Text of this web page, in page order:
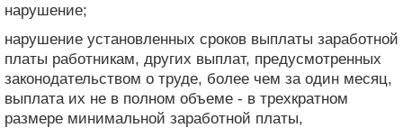
нарушение;
нарушение установленных сроков выплаты заработной
платы работникам, других выплат, предусмотренных
законодательством о труде, более чем за один месяц,
выплата их не в полном объеме - в трехкратном
размере минимальной заработной платы,